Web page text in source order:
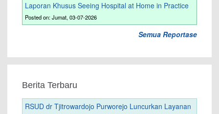
Laporan Khusus Seeing Hospital at Home in Practice
Posted on: Jumat, 03-07-2026
Semua Reportase
Berita Terbaru
RSUD dr Tjitrowardojo Purworejo Luncurkan Layanan